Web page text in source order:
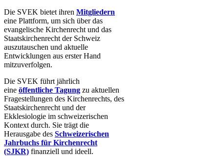
Die SVEK bietet ihren Mitgliedern
eine Plattform, um sich über das
evangelische Kirchenrecht und das
Staatskirchenrecht der Schweiz
auszutauschen und aktuelle
Entwicklungen aus erster Hand
mitzuverfolgen.
Die SVEK führt jährlich
eine öffentliche Tagung zu aktuellen
Fragestellungen des Kirchenrechts, des
Staatskirchenrecht und der
Ekklesiologie im schweizerischen
Kontext durch. Sie trägt die
Herausgabe des Schweizerischen
Jahrbuchs für Kirchenrecht
(SJKR) finanziell und ideell.